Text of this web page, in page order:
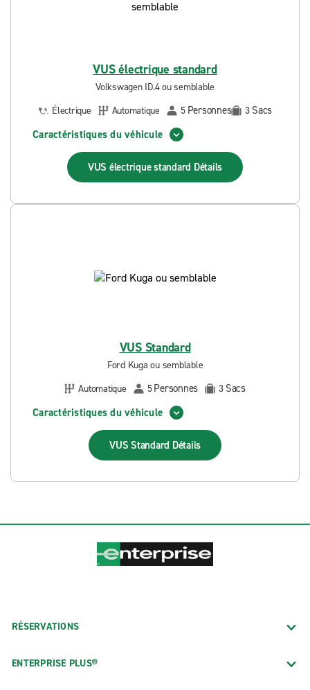
VUS électrique standard
Volkswagen ID.4 ou semblable
Électrique
Automatique 5 Personnes 3 Sacs
Caractéristiques du véhicule
VUS électrique standard Détails
VUS Standard
Ford Kuga ou semblable
Automatique
5Personnes 3 Sacs
Caractéristiques du véhicule
VUS Standard Détails
RÉSERVATIONS
ENTERPRISE PLUS®